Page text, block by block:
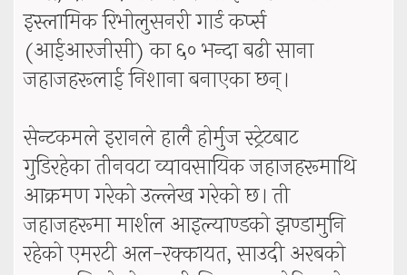
इस्लामिक रिभोलुसनरी गार्ड कर्प्स
(आईआरजीसी) का ६० भन्दा बढी साना
जहाजहरूलाई निशाना बनाएका छन्।
सेन्टकमले इरानले हालै होर्मुज स्ट्रेटबाट
गुडिरहेका तीनवटा व्यावसायिक जहाजहरूमाथि
आक्रमण गरेको उल्लेख गरेको छ। ती
जहाजहरूमा मार्शल आइल्याण्डको झण्डामुनि
रहेको एमरटी अल-रक्कायत, साउदी अरबको